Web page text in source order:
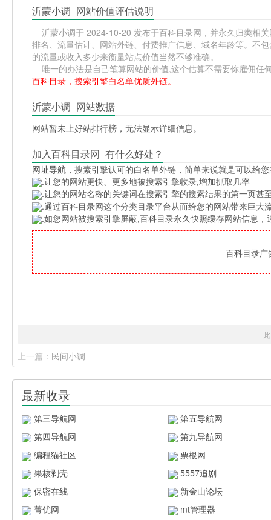
沂蒙小调_网站价值评估说明
沂蒙小调于 2024-10-20 发布于百科目录网，并永久归类相
排名、流量估计、网站外链、付费推广信息、域名年龄等。不
的流量或收入多少来衡量站点价值当然不够准确。
唯一的办法是自己笔算网站的价值,这个估算不需要你雇佣任
百科目录，搜索引擎白名单优质外链。
沂蒙小调_网站数据
网站暂未上好站排行榜，无法显示详细信息。
加入百科目录网_有什么好处？
网址导航 ，搜素引擎认可的白名单外链，简单来说就是可以给
.让您的网站更快、更多地被搜索引擎收录,增加抓取几率
.让您的网站名称的关键词在搜索引擎的搜索结果的第一页甚
.通过百科目录网这个分类目录平台从而给您的网站带来巨大
.如您网站被搜索引擎屏蔽,百科目录永久快照缓存网站信息
百科目录
上一篇： 民间小调
最新收录
第三导航网
第五导航网
第四导航网
第九导航网
编程猫社区
票根网
果核剥壳
5557追剧
保密在线
新金山论坛
菁优网
mt管理器